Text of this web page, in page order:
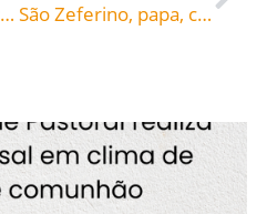
Cristo chama-nos à conversão – São Rafael Arnaiz Barón (1911-1938), monge trapista espanhol
São Zeferino, papa, celebrado hoje, 26, roga por todos nós!